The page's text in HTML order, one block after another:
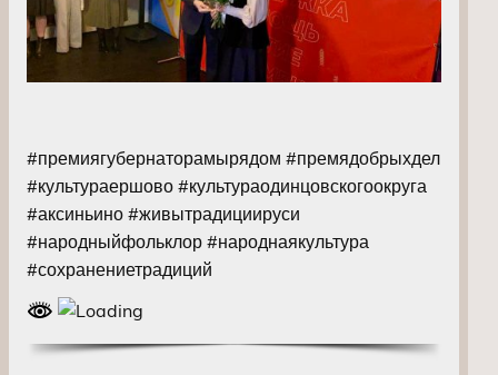
#премиягубернаторамырядом #премядобрыхдел
#культураершово #культураодинцовскогоокруга
#аксиньино #живытрадициируси
#народныйфольклор #народнаякультура
#сохранениетрадиций